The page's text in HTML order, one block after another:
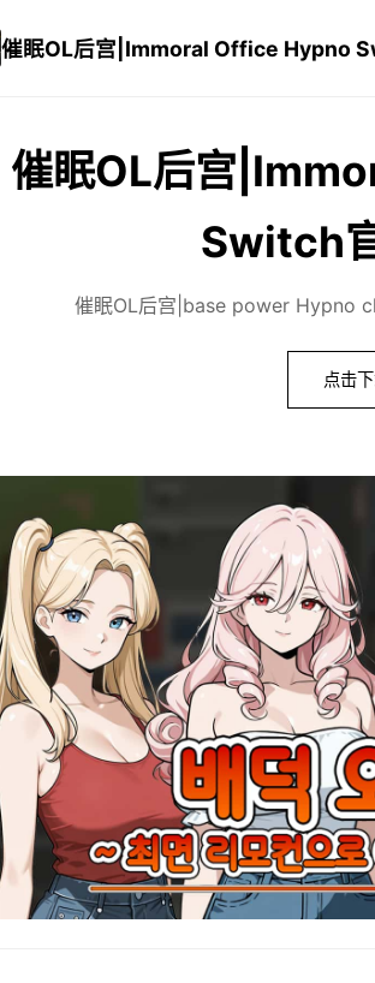
催眠OL后宫|Immoral Office Hypno
催眠OL后宫
Switch
催眠OL后宫|base power Hypno
点击